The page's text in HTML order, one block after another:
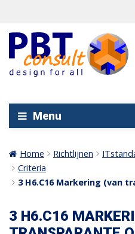
Menu
Home Richtlijnen
Criteria
3 H6.C16 Markering (van
3 H6.C16